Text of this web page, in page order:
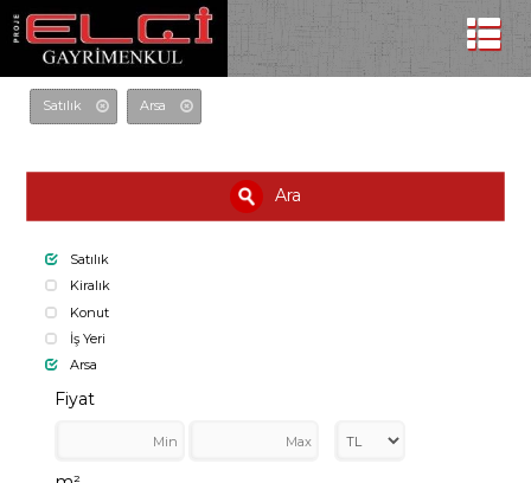
Satılık Arsa
Ara
Satılık
Kiralık
Konut
İş Yeri
Arsa
Fiyat